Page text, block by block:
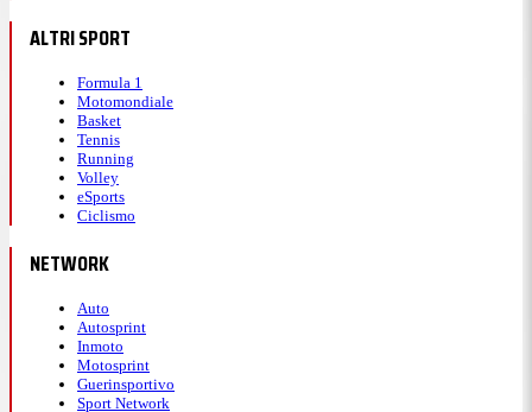
ALTRI SPORT
Formula 1
Motomondiale
Basket
Tennis
Running
Volley
eSports
Ciclismo
NETWORK
Auto
Autosprint
Inmoto
Motosprint
Guerinsportivo
Sport Network